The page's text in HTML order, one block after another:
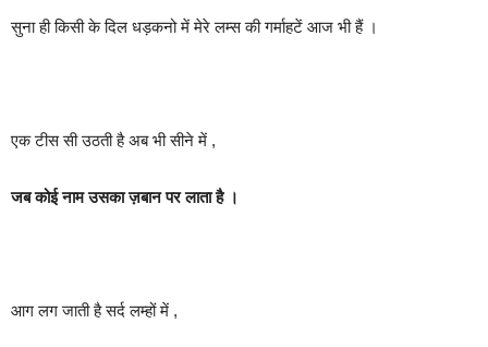
सुना ही किसी के दिल धड़कनो में मेरे लम्स की गर्माहटें आज भी हैं ।
एक टीस सी उठती है अब भी सीने में ,
जब कोई नाम उसका ज़बान पर लाता है ।
आग लग जाती है सर्द लम्हों में ,